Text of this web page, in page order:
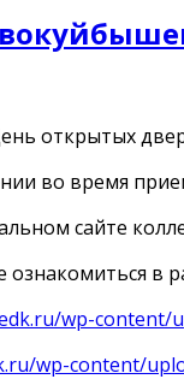
открытых
во время
сайте
в
wp-content/
wp-content/